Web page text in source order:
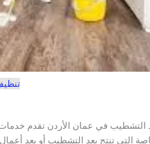
في عمان الأردن تقدم خدمات
التي تنتج بعد التشطيب أو بعد أعمال